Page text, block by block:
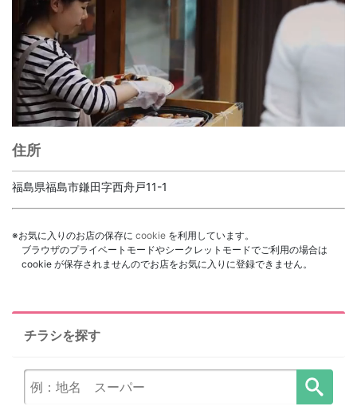
住所
福島県福島市鎌田字西舟戸11-1
※お気に入りのお店の保存に cookie を利用しています。
ブラウザのプライベートモードやシークレットモードでご利用の場合は
cookie が保存されませんのでお店をお気に入りに登録できません。
チラシを探す